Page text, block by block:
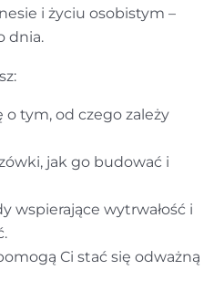
i życiu osobistym –
dnia.
o tym, od czego zależy
jak go budować i
wspierające wytrwałość i
Ci stać się odważną